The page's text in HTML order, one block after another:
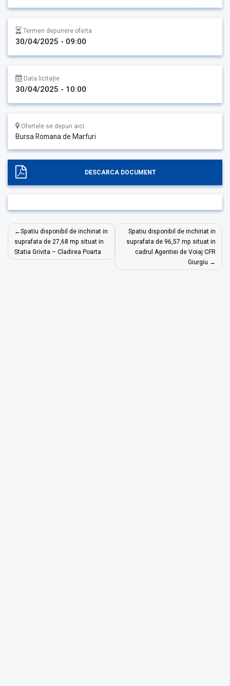
Termen depunere oferta
30/04/2025 - 09:00
Data licitație
30/04/2025 - 10:00
Ofertele se depun aici
Bursa Romana de Marfuri
DESCARCA DOCUMENT
Navigare
în
articole
Spatiu disponibil de inchiriat in
suprafata de 27,68 mp situat in
Statia Grivita – Cladirea Poarta
Spatiu disponibil de inchiriat in
suprafata de 96,57 mp situat in
cadrul Agentiei de Voiaj CFR
Giurgiu